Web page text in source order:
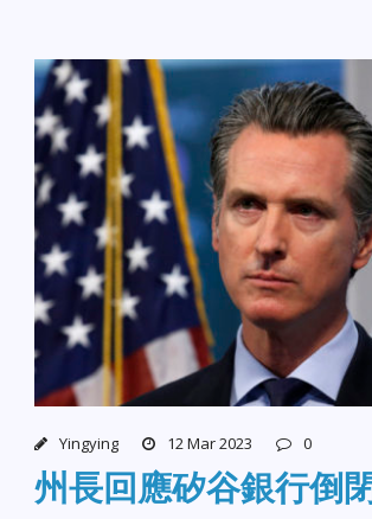
Yingying 12 Mar 2023 0
州長回應矽谷銀行倒